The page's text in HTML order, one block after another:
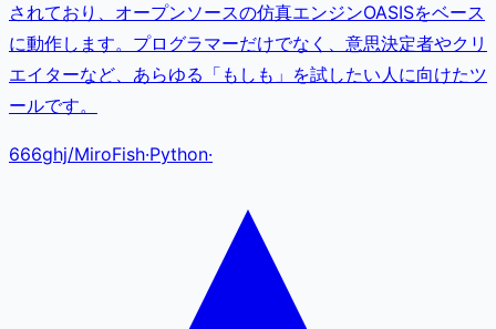
されており、オープンソースの仿真エンジンOASISをベース
に動作します。プログラマーだけでなく、意思決定者やクリ
エイターなど、あらゆる「もしも」を試したい人に向けたツ
ールです。
666ghj/MiroFish·Python·